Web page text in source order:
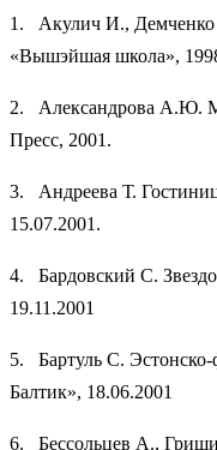
1. Акулич И.,
«Вышэйшая школа»,
2. Александрова А.Ю.
Пресс, 2001.
3. Андреева Т.
15.07.2001.
4. Бардовский С.
19.11.2001
5. Бартуль С.
Балтик», 18.06.2001
6. Бессольцев А.,